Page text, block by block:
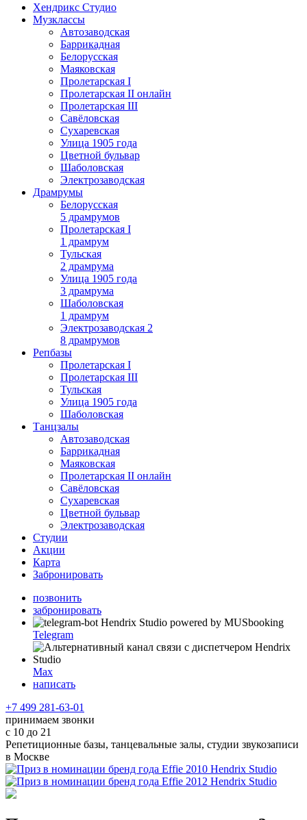
Хендрикс Студио
Музклассы
Автозаводская
Баррикадная
Белорусская
Маяковская
Пролетарская I
Пролетарская II онлайн
Пролетарская III
Савёловская
Сухаревская
Улица 1905 года
Цветной бульвар
Шаболовская
Электрозаводская
Драмрумы
Белорусская
5 драмрумов
Пролетарская I
1 драмрум
Тульская
2 драмрума
Улица 1905 года
3 драмрума
Шаболовская
1 драмрум
Электрозаводская 2
8 драмрумов
Репбазы
Пролетарская I
Пролетарская III
Тульская
Улица 1905 года
Шаболовская
Танцзалы
Автозаводская
Баррикадная
Маяковская
Пролетарская II онлайн
Савёловская
Сухаревская
Цветной бульвар
Электрозаводская
Студии
Акции
Карта
Забронировать
позвонить
забронировать
Telegram
Max
написать
+7 499 281-63-01
принимаем звонки
с 10 до 21
Репетиционные базы, танцевальные залы, студии звукозаписи
в Москве